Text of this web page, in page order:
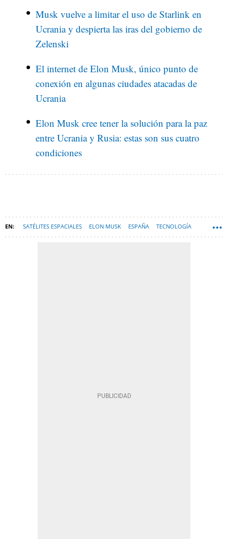
Musk vuelve a limitar el uso de Starlink en
Ucrania y despierta las iras del gobierno de
Zelenski
El internet de Elon Musk, único punto de
conexión en algunas ciudades atacadas de
Ucrania
Elon Musk cree tener la solución para la paz
entre Ucrania y Rusia: estas son sus cuatro
condiciones
SATÉLITES ESPACIALES ELON MUSK ESPAÑA TECNOLOGÍA